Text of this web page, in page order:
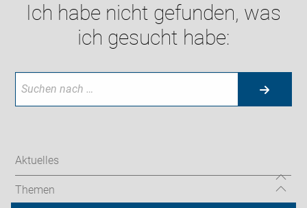
Ich habe nicht gefunden, was
ich gesucht habe:
Aktuelles
Themen